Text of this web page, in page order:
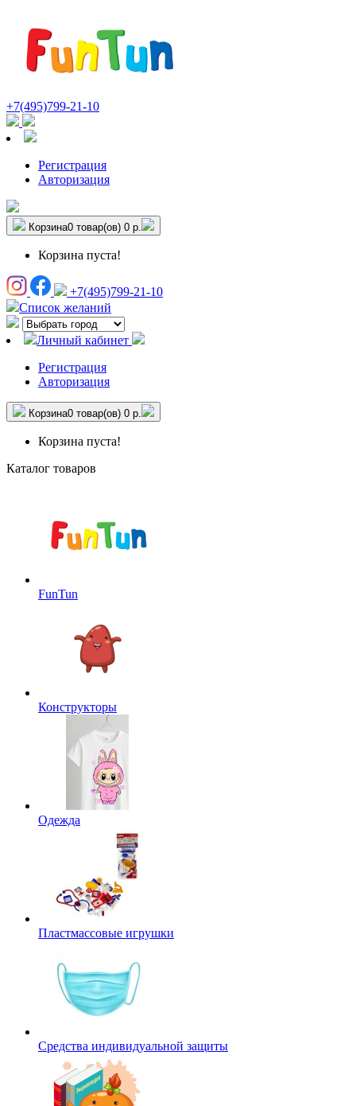
+7(495)799-21-10
Регистрация
Авторизация
Корзина0 товар(ов) 0 р.
Корзина пуста!
+7(495)799-21-10
Список желаний
Личный кабинет
Регистрация
Авторизация
Корзина0 товар(ов) 0 р.
Корзина пуста!
Каталог товаров
FunTun
Конструкторы
Одежда
Пластмассовые игрушки
Средства индивидуальной защиты